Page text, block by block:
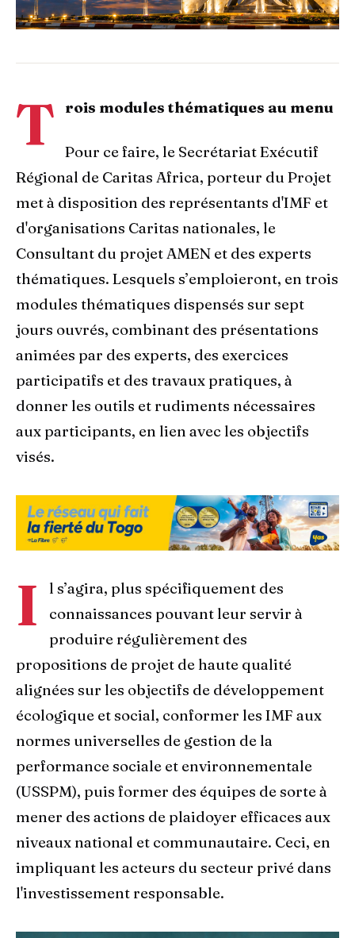
T rois modules thématiques au menu
Pour ce faire, le Secrétariat Exécutif
Régional de Caritas Africa, porteur du Projet
met à disposition des représentants d'IMF et
d'organisations Caritas nationales, le
Consultant du projet AMEN et des experts
thématiques. Lesquels s’emploieront, en trois
modules thématiques dispensés sur sept
jours ouvrés, combinant des présentations
animées par des experts, des exercices
participatifs et des travaux pratiques, à
donner les outils et rudiments nécessaires
aux participants, en lien avec les objectifs
visés.
I
l s’agira, plus spécifiquement des
connaissances pouvant leur servir à
produire régulièrement des
propositions de projet de haute qualité
alignées sur les objectifs de développement
écologique et social, conformer les IMF aux
normes universelles de gestion de la
performance sociale et environnementale
(USSPM), puis former des équipes de sorte à
mener des actions de plaidoyer efficaces aux
niveaux national et communautaire. Ceci, en
impliquant les acteurs du secteur privé dans
l'investissement responsable.